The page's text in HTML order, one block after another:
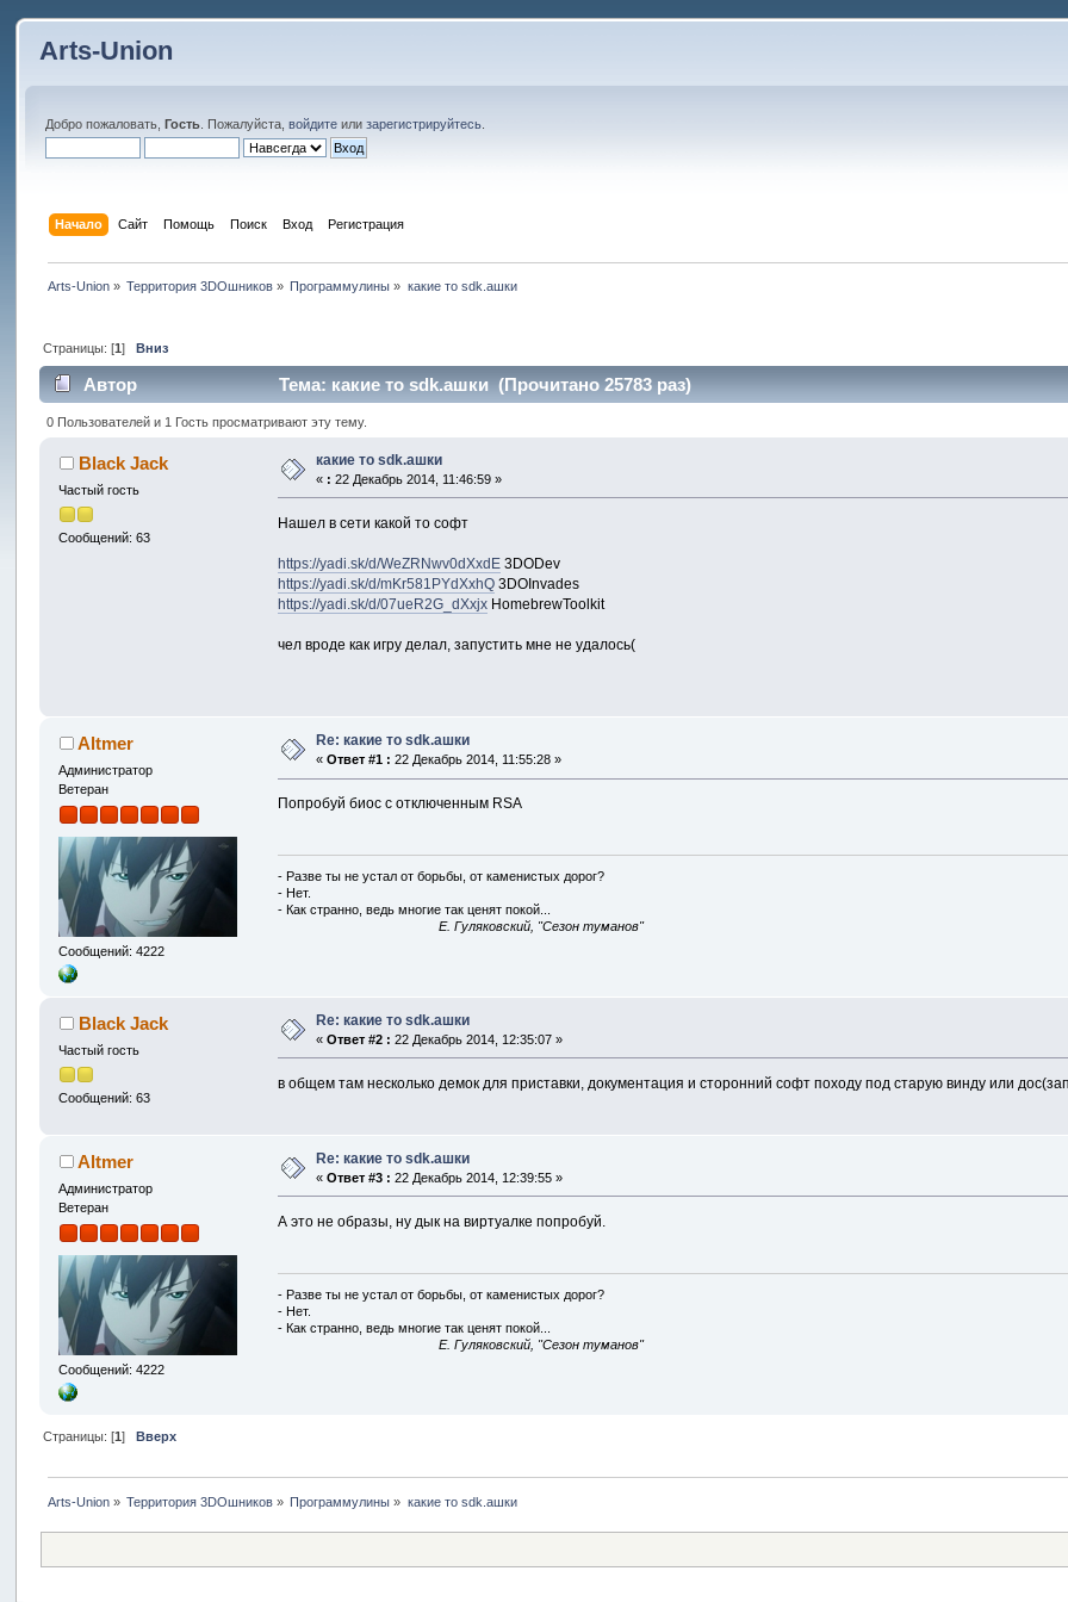
Arts-Union
Добро пожаловать,Гость . Пожалуйста,войдите илизарегистрируйтесь
Начало Сайт Помощь Поиск Вход Регистрация
Arts-Union» Территория 3DOшников » Программулины » какие то sdk.ашки
Страницы: [1] Вниз
Автор Тема: какие то sdk.ашки (Прочитано 25783 раз)
0 Пользователей и 1 Гость просматривают эту тему.
Black Jack
Частый гость
Сообщений: 63
какие то sdk.ашки
« : 22 Декабрь 2014, 11:46:59 »
Нашел в сети какой то софт
https://yadi.sk/d/WeZRNwv0dXxdE 3DODev
https://yadi.sk/d/mKr581PYdXxhQ 3DOInvades
https://yadi.sk/d/07ueR2G_dXxjx HomebrewToolkit
чел вроде как игру делал, запустить мне не удалось(
Altmer
Администратор
Ветеран
Сообщений: 4222
Re: какие то sdk.ашки
«Ответ #1 : 22 Декабрь 2014, 11:55:28 »
Попробуй биос с отключенным RSA
- Разве ты не устал от борьбы, от каменистых дорог?
- Нет.
- Как странно, ведь многие так ценят покой...
E. Гуляковский, "Сезон туманов"
Black Jack
Частый гость
Сообщений: 63
Re: какие то sdk.ашки
«Ответ #2 : 22 Декабрь 2014, 12:35:07 »
в общем там несколько демок для приставки, документация и сторонний софт походу под старую винду или
Altmer
Администратор
Ветеран
Сообщений: 4222
Re: какие то sdk.ашки
«Ответ #3 : 22 Декабрь 2014, 12:39:55 »
А это не образы, ну дык на виртуалке попробуй.
- Разве ты не устал от борьбы, от каменистых дорог?
- Нет.
- Как странно, ведь многие так ценят покой...
E. Гуляковский, "Сезон туманов"
Страницы: [1] Вверх
Arts-Union» Территория 3DOшников » Программулины » какие то sdk.ашки